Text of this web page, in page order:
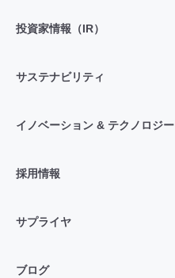
投資家情報（IR）
サステナビリティ
イノベーション & テクノロジー
採用情報
サプライヤ
ブログ